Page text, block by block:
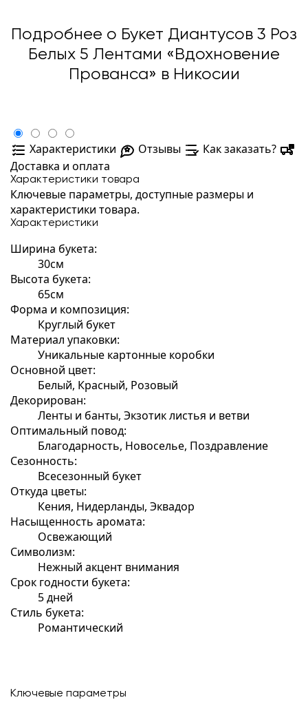
Подробнее о Букет Диантусов 3 Роз
Белых 5 Лентами «Вдохновение
Прованса» в Никосии
Характеристики Отзывы
Как заказать?
Доставка и оплата
Характеристики товара
Ключевые параметры, доступные размеры и
характеристики товара.
Характеристики
Ширина букета:
30см
Высота букета:
65см
Форма и композиция:
Круглый букет
Материал упаковки:
Уникальные картонные коробки
Основной цвет:
Белый, Красный, Розовый
Декорирован:
Ленты и банты, Экзотик листья и ветви
Оптимальный повод:
Благодарность, Новоселье, Поздравление
Сезонность:
Всесезонный букет
Откуда цветы:
Кения, Нидерланды, Эквадор
Насыщенность аромата:
Освежающий
Символизм:
Нежный акцент внимания
Срок годности букета:
5 дней
Стиль букета:
Романтический
Ключевые параметры